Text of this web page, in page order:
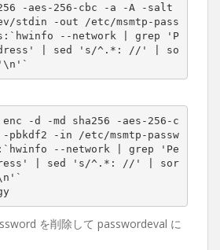
-aes-256-cbc -a -A -salt
stdin -out /etc/msmtp-pass
--network | grep 'P
| sed 's/^.*: //' | so
-d -md sha256 -aes-256-c
-in /etc/msmtp-passw
--network | grep 'Pe
| sed 's/^.*: //' | sor
を削除して passwordeval に